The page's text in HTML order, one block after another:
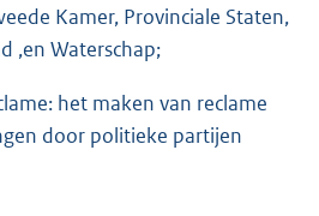
Kamer, Provinciale Staten,
,en Waterschap;
het maken van reclame
door politieke partijen